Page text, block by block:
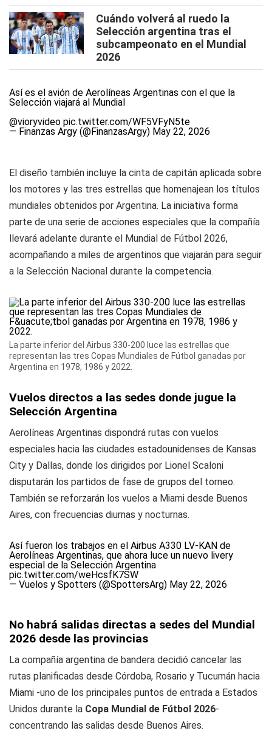
Cuándo volverá al ruedo la
Selección argentina tras el
subcampeonato en el Mundial
2026
Así es el avión de Aerolíneas Argentinas con el que la
Selección viajará al Mundial
@vioryvideo pic.twitter.com/WF5VFyN5te
— Finanzas Argy (@FinanzasArgy) May 22, 2026
El diseño también incluye la cinta de capitán aplicada sobre
los motores y las tres estrellas que homenajean los títulos
mundiales obtenidos por Argentina. La iniciativa forma
parte de una serie de acciones especiales que la compañía
llevará adelante durante el Mundial de Fútbol 2026,
acompañando a miles de argentinos que viajarán para seguir
a la Selección Nacional durante la competencia.
La parte inferior del Airbus 330-200 luce las estrellas que
representan las tres Copas Mundiales de Fútbol ganadas por
Argentina en 1978, 1986 y 2022.
Vuelos directos a las sedes donde jugue la
Selección Argentina
Aerolíneas Argentinas dispondrá rutas con vuelos
especiales hacia las ciudades estadounidenses de Kansas
City y Dallas, donde los dirigidos por Lionel Scaloni
disputarán los partidos de fase de grupos del torneo.
También se reforzarán los vuelos a Miami desde Buenos
Aires, con frecuencias diurnas y nocturnas.
Así fueron los trabajos en el Airbus A330 LV-KAN de
Aerolíneas Argentinas, que ahora luce un nuevo livery
especial de la Selección Argentina
pic.twitter.com/weHcsfK7SW
— Vuelos y Spotters (@SpottersArg) May 22, 2026
No habrá salidas directas a sedes del Mundial
2026 desde las provincias
La compañía argentina de bandera decidió cancelar las
rutas planificadas desde Córdoba, Rosario y Tucumán hacia
Miami -uno de los principales puntos de entrada a Estados
Unidos durante la Copa Mundial de Fútbol 2026-
concentrando las salidas desde Buenos Aires.